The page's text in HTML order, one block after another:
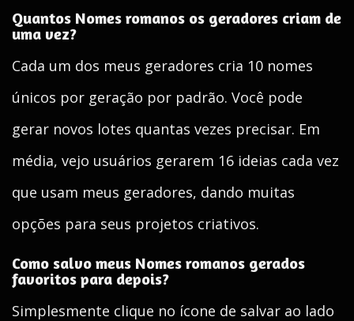
Quantos Nomes romanos os geradores criam de
uma vez?
Cada um dos meus geradores cria 10 nomes
únicos por geração por padrão. Você pode
gerar novos lotes quantas vezes precisar. Em
média, vejo usuários gerarem 16 ideias cada vez
que usam meus geradores, dando muitas
opções para seus projetos criativos.
Como salvo meus Nomes romanos gerados
favoritos para depois?
Simplesmente clique no ícone de salvar ao lado